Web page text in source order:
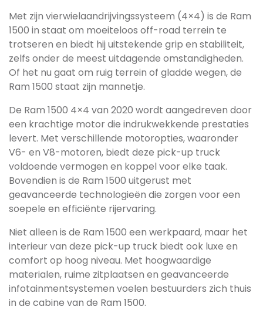
Met zijn vierwielaandrijvingssysteem (4×4) is de Ram
1500 in staat om moeiteloos off-road terrein te
trotseren en biedt hij uitstekende grip en stabiliteit,
zelfs onder de meest uitdagende omstandigheden.
Of het nu gaat om ruig terrein of gladde wegen, de
Ram 1500 staat zijn mannetje.
De Ram 1500 4×4 van 2020 wordt aangedreven door
een krachtige motor die indrukwekkende prestaties
levert. Met verschillende motoropties, waaronder
V6- en V8-motoren, biedt deze pick-up truck
voldoende vermogen en koppel voor elke taak.
Bovendien is de Ram 1500 uitgerust met
geavanceerde technologieën die zorgen voor een
soepele en efficiënte rijervaring.
Niet alleen is de Ram 1500 een werkpaard, maar het
interieur van deze pick-up truck biedt ook luxe en
comfort op hoog niveau. Met hoogwaardige
materialen, ruime zitplaatsen en geavanceerde
infotainmentsystemen voelen bestuurders zich thuis
in de cabine van de Ram 1500.